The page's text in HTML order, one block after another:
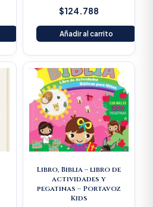
$124.788
Añadir al carrito
Libro, Biblia – libro de
actividades y
pegatinas – Portavoz
Kids